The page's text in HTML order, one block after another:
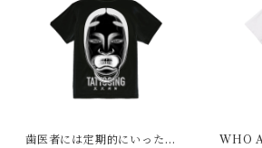
歯医者には定期的にいった方
WHO